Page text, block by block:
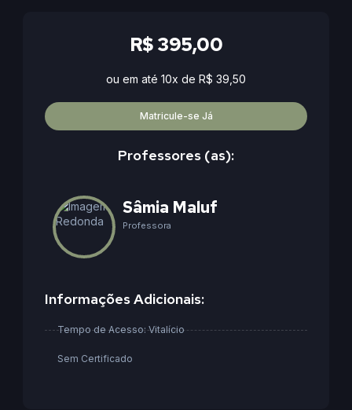
R$ 395,00
ou em até 10x de R$ 39,50
Matricule-se Já
Professores (as):
Sâmia Maluf
Professora
Informações Adicionais:
Tempo de Acesso: Vitalício
Sem Certificado